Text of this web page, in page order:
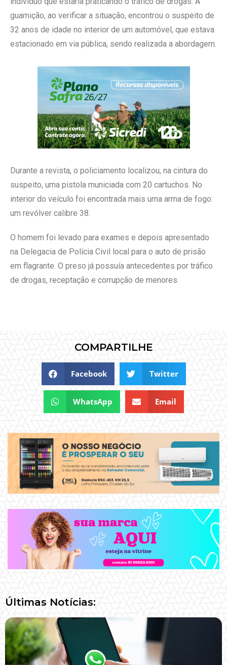
guarnição, ao verificar a situação, encontrou o suspeito de
32 anos de idade no interior de um automóvel, que estava
estacionado em via pública, sendo realizada a abordagem.
Durante a revista, o policiamento localizou, na cintura do
suspeito, uma pistola municiada com 20 cartuchos. No
interior do veículo foi encontrada mais uma arma de fogo:
um revólver calibre 38.
O homem foi levado para exames e depois apresentado
na Delegacia de Polícia Civil local para o auto de prisão
em flagrante. O preso já possuía antecedentes por tráfico
de drogas, receptação e corrupção de menores.
COMPARTILHE
Facebook Twitter
WhatsApp Email
Últimas Notícias: